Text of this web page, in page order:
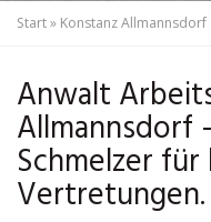
Start» Konstanz Allmannsdorf
Anwalt
Allmannsdorf
Schmelzer
Vertretungen.